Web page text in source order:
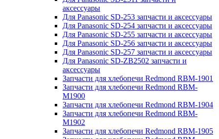
аксессуары
Для Panasonic SD-253 запчасти и аксессуары
Для Panasonic SD-254 запчасти и аксессуары
Для Panasonic SD-255 запчасти и аксессуары
Для Panasonic SD-256 запчасти и аксессуары
Для Panasonic SD-257 запчасти и аксессуары
Для Panasonic SD-ZB2502 запчасти и
аксессуары
Запчасти для хлебопечи Redmond RBM-1901
Запчасти для хлебопечи Redmond RBM-
M1900
Запчасти для хлебопечи Redmond RBM-1904
Запчасти для хлебопечи Redmond RBM-
M1902
Запчасти для хлебопечи Redmond RBM-1905